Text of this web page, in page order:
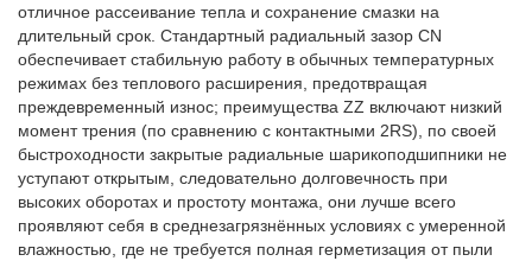
отличное рассеивание тепла и сохранение смазки на
длительный срок. Стандартный радиальный зазор CN
обеспечивает стабильную работу в обычных температурных
режимах без теплового расширения, предотвращая
преждевременный износ; преимущества ZZ включают низкий
момент трения (по сравнению с контактными 2RS), по своей
быстроходности закрытые радиальные шарикоподшипники не
уступают открытым, следовательно долговечность при
высоких оборотах и простоту монтажа, они лучше всего
проявляют себя в среднезагрязнённых условиях с умеренной
влажностью, где не требуется полная герметизация от пыли